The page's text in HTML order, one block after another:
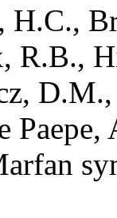
R.B.,
D.M.,